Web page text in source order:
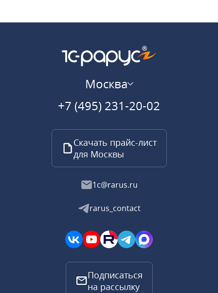
Москва
+7 (495) 231-20-02
Скачать прайс-лист
для Москвы
1c@rarus.ru
rarus_contact
Подписаться
на рассылку